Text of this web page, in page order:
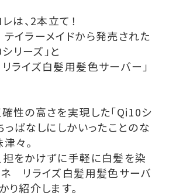
は、2本立て！
イラーメイドから発売された
リーズ」と
ライズ白髪用髪色サーバー」
性の高さを実現した「Qi10シ
っぱなしにしかいったことのな
々。
担をかけずに手軽に白髪を染
ネ リライズ白髪用髪色サーバ
り紹介します。